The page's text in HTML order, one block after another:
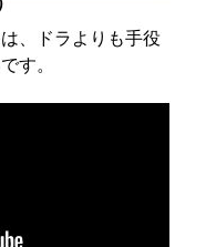
、ドラよりも手役
す。